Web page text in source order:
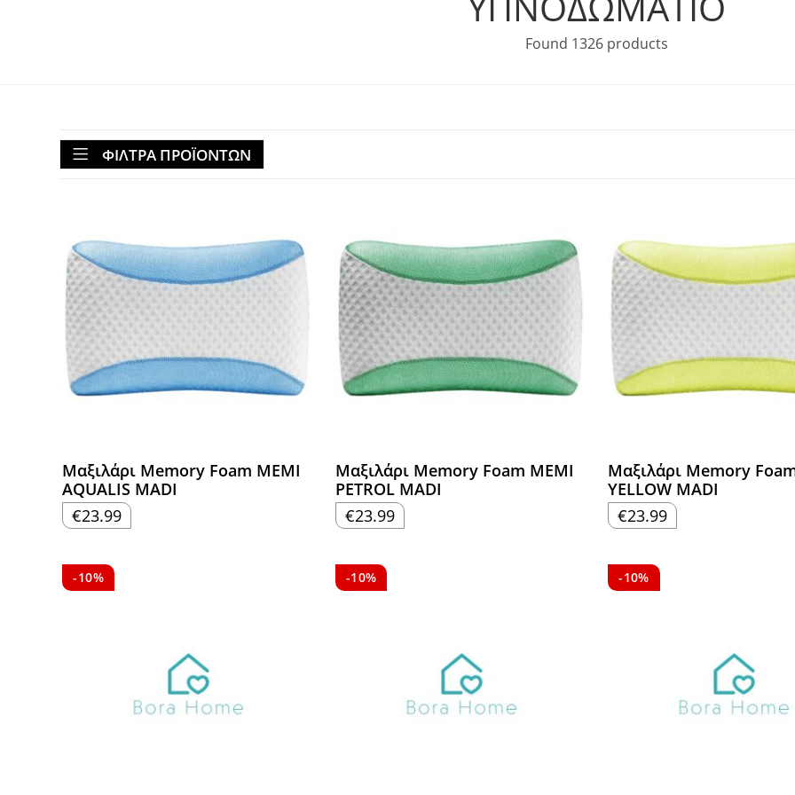
Found 1326 products
ΦΙΛΤΡΑ ΠΡΟΪΟΝΤΩΝ
Μαξιλάρι Memory Foam MEMI
AQUALIS MADI
€23.99
Μαξιλάρι Memory Foam MEMI
PETROL MADI
€23.99
Μαξιλάρι Memory
YELLOW MADI
€23.99
-10% -10% -10%